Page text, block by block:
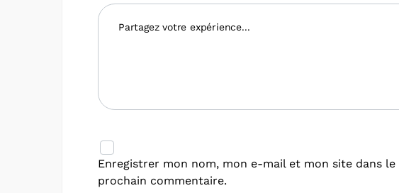
Enregistrer mon nom, mon e-mail et mon site dans
prochain commentaire.